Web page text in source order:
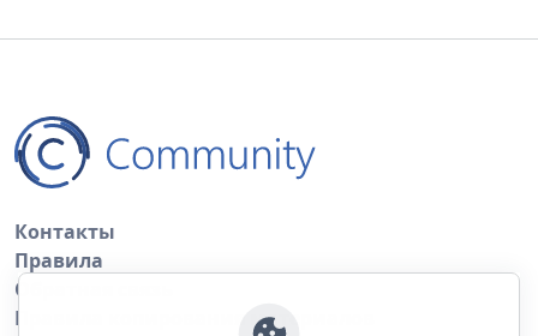
Контакты
Правила
Обратная связь
Правила копирования материалов